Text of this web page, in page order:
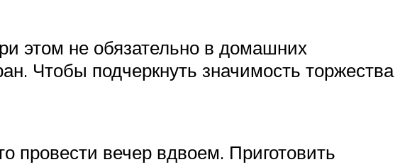
этом не обязательно в домашних
Чтобы подчеркнуть значимость торжества
провести вечер вдвоем. Приготовить